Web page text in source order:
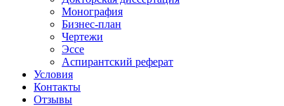
Монография
Бизнес-план
Чертежи
Эссе
Аспирантский реферат
Условия
Контакты
Отзывы